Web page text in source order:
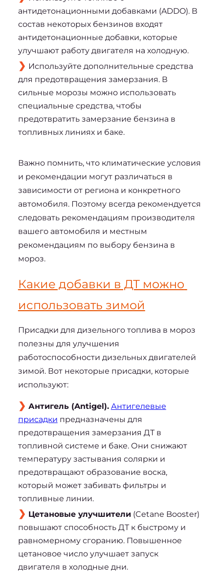
антидетонационными добавками (ADDO). В
состав некоторых бензинов входят
антидетонационные добавки, которые
улучшают работу двигателя на холодную.
Используйте дополнительные средства
для предотвращения замерзания. В
сильные морозы можно использовать
специальные средства, чтобы
предотвратить замерзание бензина в
топливных линиях и баке.
Важно помнить, что климатические условия
и рекомендации могут различаться в
зависимости от региона и конкретного
автомобиля. Поэтому всегда рекомендуется
следовать рекомендациям производителя
вашего автомобиля и местным
рекомендациям по выбору бензина в
мороз.
Какие добавки в ДТ можно
использовать зимой
Присадки для дизельного топлива в мороз
полезны для улучшения
работоспособности дизельных двигателей
зимой. Вот некоторые присадки, которые
используют:
Антигель (Antigel). Антигелевые
присадки предназначены для
предотвращения замерзания ДТ в
топливной системе и баке. Они снижают
температуру застывания солярки и
предотвращают образование воска,
который может забивать фильтры и
топливные линии.
Цетановые улучшители(Cetane Booster)
повышают способность ДТ к быстрому и
равномерному сгоранию. Повышенное
цетановое число улучшает запуск
двигателя в холодные дни.